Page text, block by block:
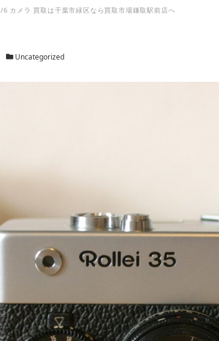
6 カメラ 買取は千葉市緑区なら買取市場鎌取駅前店へ
カテゴリー
Uncategorized